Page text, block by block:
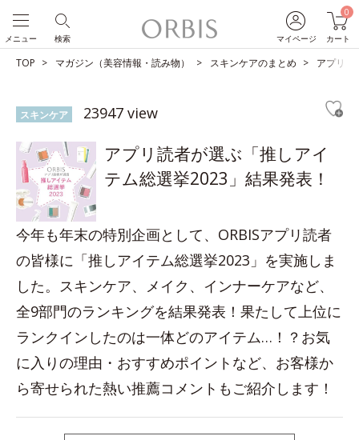
マイページ
0
カート
検索
メニュー
TOP マガジン（美容情報・読み物） スキンケアのまとめ アプリ読
スキンケア 23947 view
アプリ読者が選ぶ「推しアイ
テム総選挙2023」結果発表！
今年も年末の特別企画として、ORBISアプリ読者
の皆様に「推しアイテム総選挙2023」を実施しま
した。スキンケア、メイク、インナーケアなど、
全9部門のランキングを結果発表！果たして上位に
ランクインしたのは一体どのアイテム…！？お気
に入りの理由・おすすめポイントなど、お客様か
ら寄せられた熱い推薦コメントもご紹介します！